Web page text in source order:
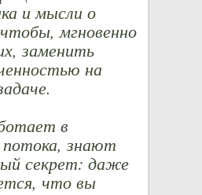
и мысли о
мгновенно
заменить
на
в
потока, знают
секрет: даже
что вы